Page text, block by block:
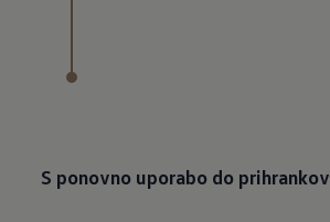
S ponovno uporabo do prihrankov